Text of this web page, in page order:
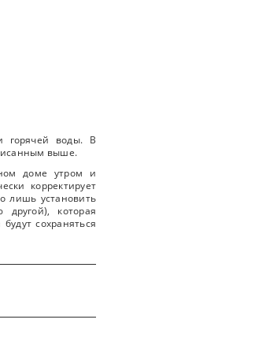
горячей воды. В
выше.
доме утром и
корректирует
лишь установить
которая
сохраняться